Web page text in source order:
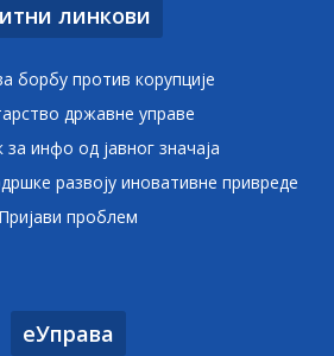
линкови
борбу против корупције
државне управе
инфо од јавног значаја
развоју иновативне привреде
Пријави проблем
еУправа